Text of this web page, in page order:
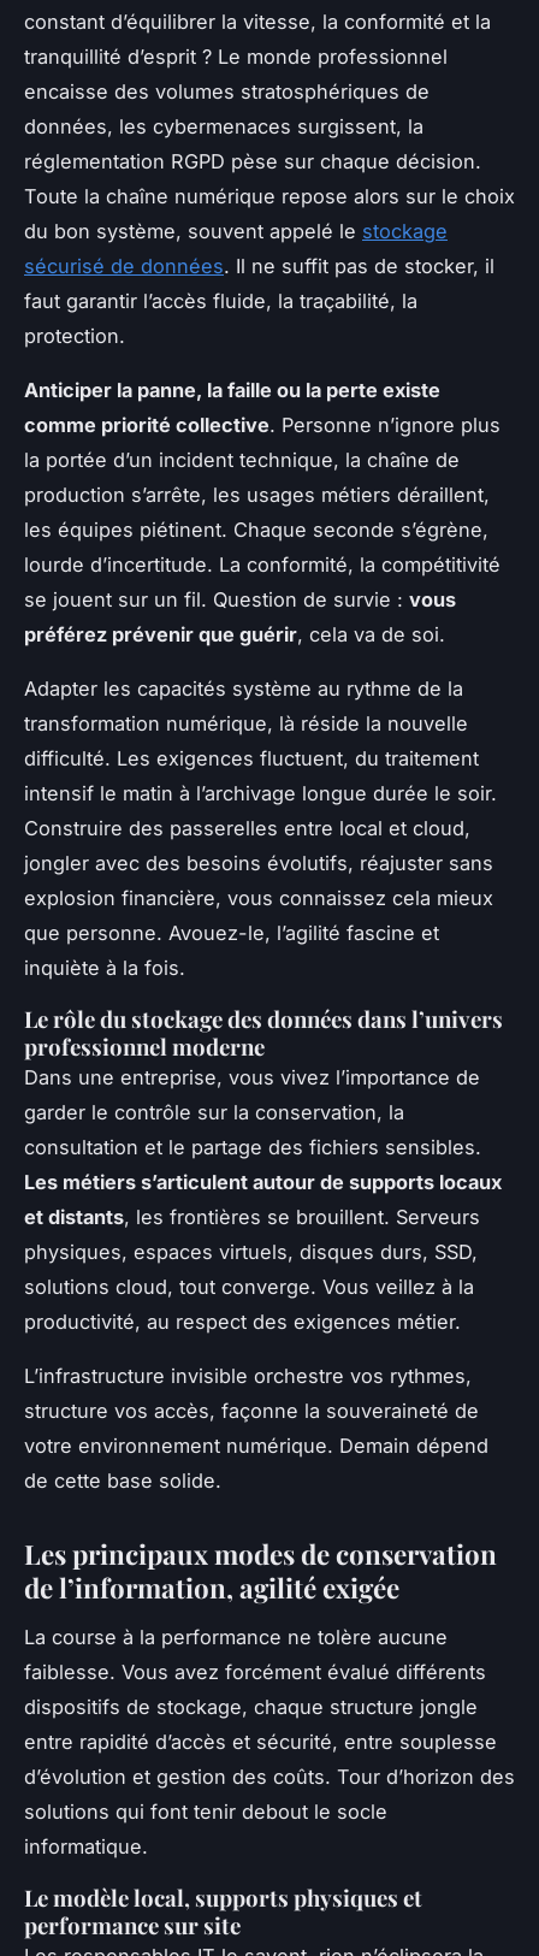
constant d’équilibrer la vitesse, la conformité et la
tranquillité d’esprit ? Le monde professionnel
encaisse des volumes stratosphériques de
données, les cybermenaces surgissent, la
réglementation RGPD pèse sur chaque décision.
Toute la chaîne numérique repose alors sur le choix
du bon système, souvent appelé le stockage
sécurisé de données. Il ne suffit pas de stocker, il
faut garantir l’accès fluide, la traçabilité, la
protection.
Anticiper la panne, la faille ou la perte existe
comme priorité collective. Personne n’ignore plus
la portée d’un incident technique, la chaîne de
production s’arrête, les usages métiers déraillent,
les équipes piétinent. Chaque seconde s’égrène,
lourde d’incertitude. La conformité, la compétitivité
se jouent sur un fil. Question de survie : vous
préférez prévenir que guérir, cela va de soi.
Adapter les capacités système au rythme de la
transformation numérique, là réside la nouvelle
difficulté. Les exigences fluctuent, du traitement
intensif le matin à l’archivage longue durée le soir.
Construire des passerelles entre local et cloud,
jongler avec des besoins évolutifs, réajuster sans
explosion financière, vous connaissez cela mieux
que personne. Avouez-le, l’agilité fascine et
inquiète à la fois.
Le rôle du stockage des données dans l’univers
professionnel moderne
Dans une entreprise, vous vivez l’importance de
garder le contrôle sur la conservation, la
consultation et le partage des fichiers sensibles.
Les métiers s’articulent autour de supports locaux
et distants, les frontières se brouillent. Serveurs
physiques, espaces virtuels, disques durs, SSD,
solutions cloud, tout converge. Vous veillez à la
productivité, au respect des exigences métier.
L’infrastructure invisible orchestre vos rythmes,
structure vos accès, façonne la souveraineté de
votre environnement numérique. Demain dépend
de cette base solide.
Les principaux modes de conservation
de l’information, agilité exigée
La course à la performance ne tolère aucune
faiblesse. Vous avez forcément évalué différents
dispositifs de stockage, chaque structure jongle
entre rapidité d’accès et sécurité, entre souplesse
d’évolution et gestion des coûts. Tour d’horizon des
solutions qui font tenir debout le socle
informatique.
Le modèle local, supports physiques et
performance sur site